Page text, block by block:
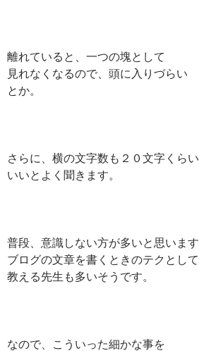
離れていると、一つの塊として
見れなくなるので、頭に入りづらい
とか。
さらに、横の文字数も２０文字くら
いいとよく聞きます。
普段、意識しない方が多いと思いま
ブログの文章を書くときのテクとして
教える先生も多いそうです。
なので、こういった細かな事を